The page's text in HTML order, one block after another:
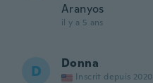
Aranyos
il y a 5 ans
D Donna
Inscrit depuis 2020